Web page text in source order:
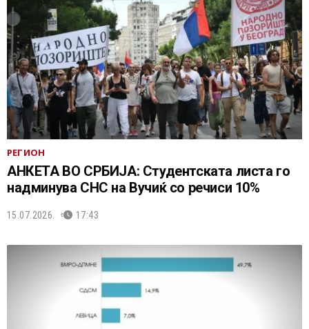
РЕГИОН
АНКЕТА ВО СРБИЈА: Студентската листа го
надминува СНС на Вучиќ со речиси 10%
15.07.2026. 17:43